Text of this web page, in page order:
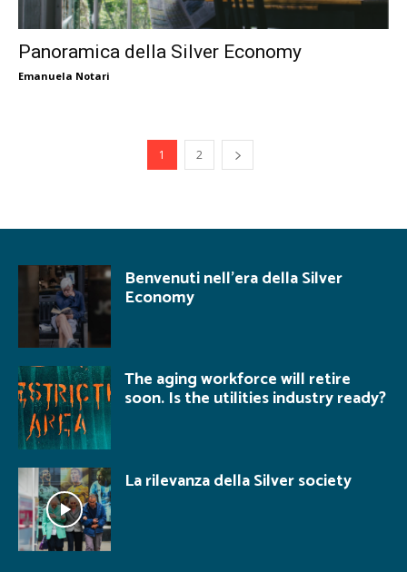
Panoramica della Silver Economy
Emanuela Notari
1 2
Benvenuti nell’era della Silver
Economy
The aging workforce will retire
soon. Is the utilities industry ready?
La rilevanza della Silver society